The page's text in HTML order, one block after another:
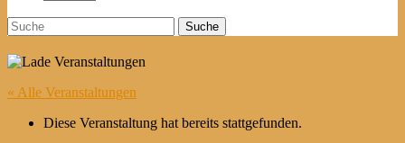
Suche
Suche
nach:
« Alle Veranstaltungen
Diese Veranstaltung hat bereits stattgefunden.